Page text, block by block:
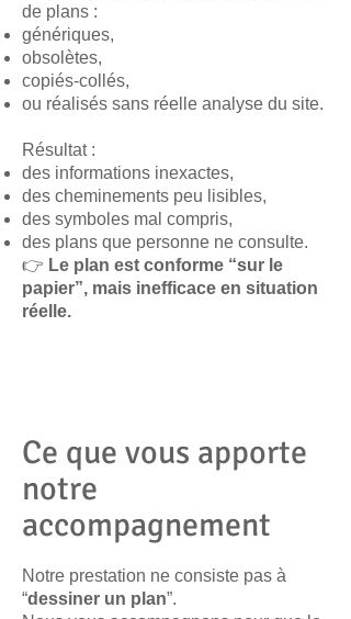
de plans :
génériques,
obsolètes,
copiés-collés,
ou réalisés sans réelle analyse du site.
Résultat :
des informations inexactes,
des cheminements peu lisibles,
des symboles mal compris,
des plans que personne ne consulte.
👉 Le plan est conforme “sur le
papier”, mais inefficace en situation
réelle.
Ce que vous apporte
notre
accompagnement
Notre prestation ne consiste pas à
“dessiner un plan”.